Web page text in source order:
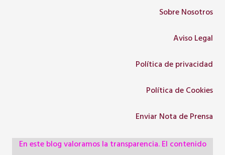
Sobre Nosotros
Aviso Legal
Política de privacidad
Política de Cookies
Enviar Nota de Prensa
En este blog valoramos la transparencia. El contenido